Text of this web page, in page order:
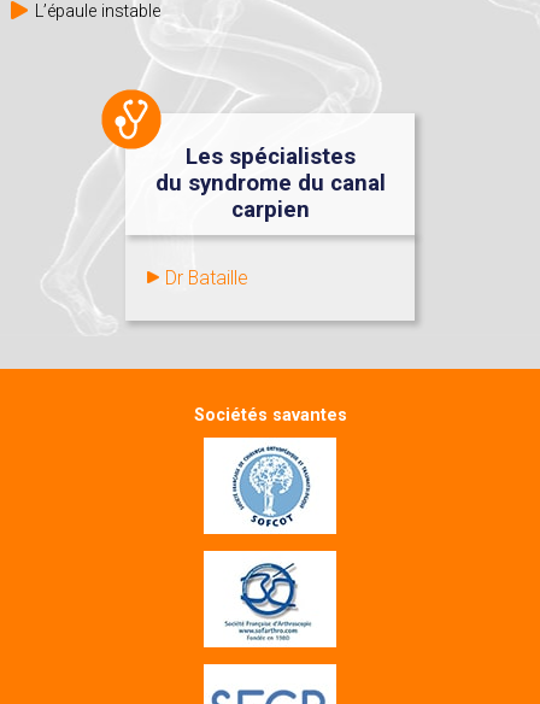
L’épaule instable
Les spécialistes
du syndrome du canal
carpien
Dr Bataille
Sociétés savantes